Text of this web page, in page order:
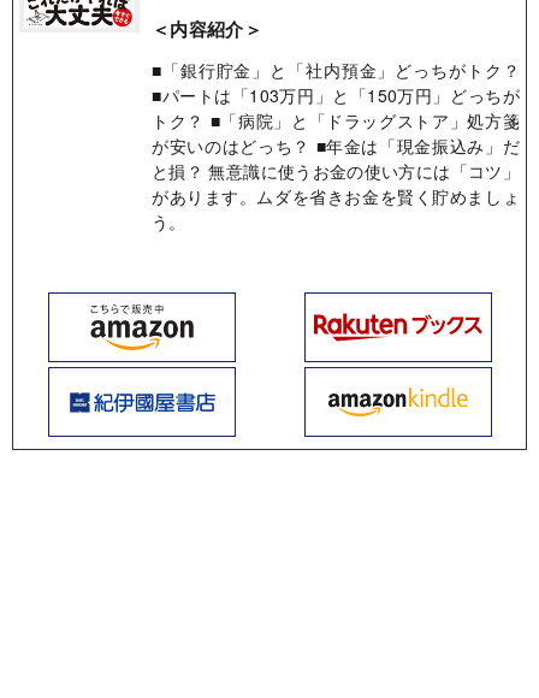
＜内容紹介＞
■「銀行貯金」と「社内預金」どっちがトク？
■パートは「103万円」と「150万円」どっちが
トク？ ■「病院」と「ドラッグストア」処方箋
が安いのはどっち？ ■年金は「現金振込み」だ
と損？ 無意識に使うお金の使い方には「コツ」
があります。ムダを省きお金を賢く貯めましょ
う。